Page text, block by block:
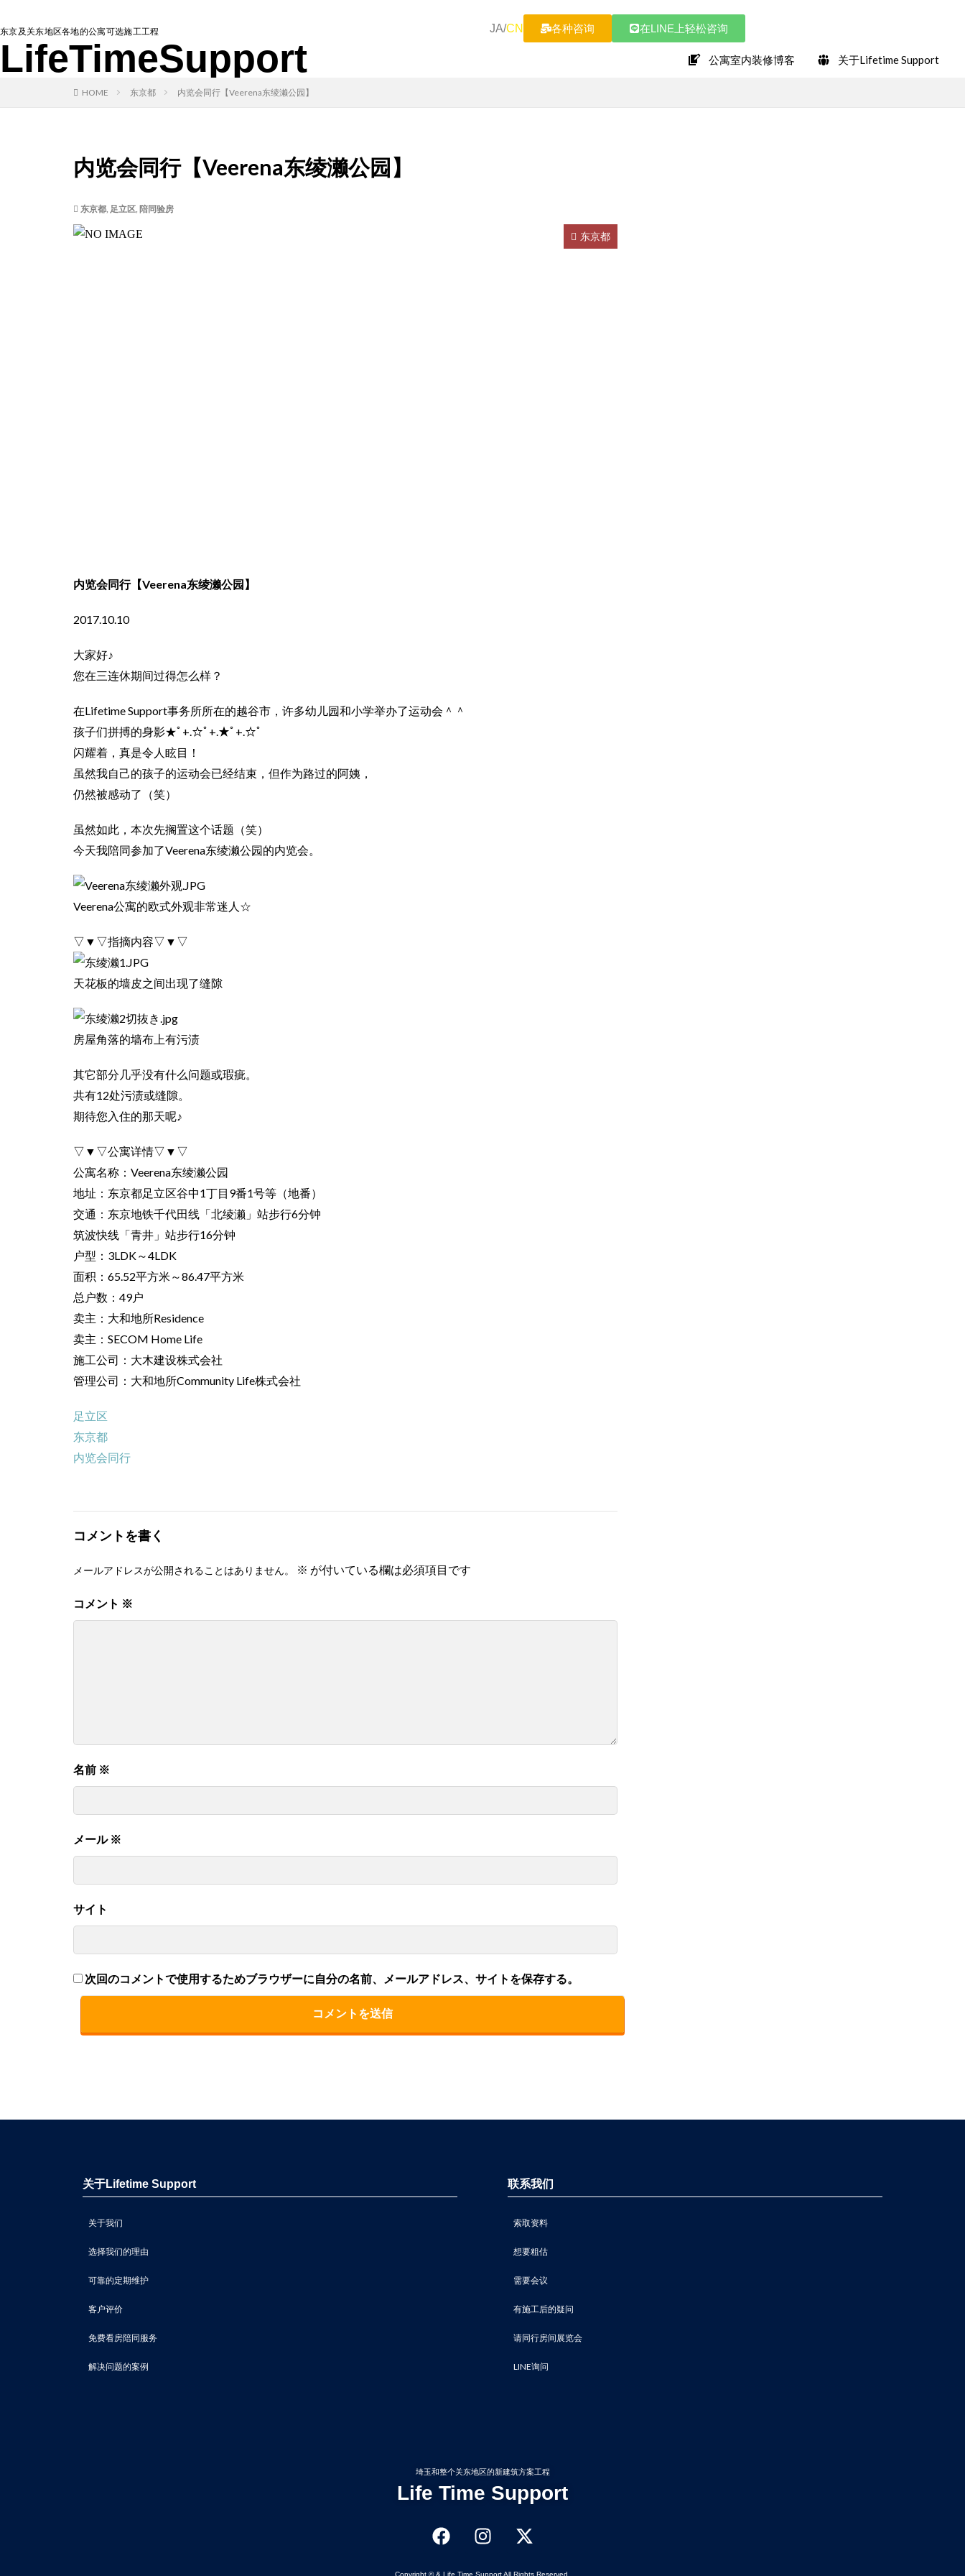
东京及关东地区各地的公寓可选施工工程
LifeTimeSupport
JA/CN 各种咨询 在LINE上轻松咨询
公寓室内装修博客 关于Lifetime Support
HOME 东京都 内览会同行【Veerena东绫濑公园】
内览会同行【Veerena东绫濑公园】
东京都, 足立区, 陪同验房
东京都
内览会同行【Veerena东绫濑公园】
2017.10.10
大家好♪
您在三连休期间过得怎么样？
在Lifetime Support事务所所在的越谷市，许多幼儿园和小学举办了运动会＾＾
孩子们拼搏的身影★ﾟ+.☆ﾟ+.★ﾟ+.☆ﾟ
闪耀着，真是令人眩目！
虽然我自己的孩子的运动会已经结束，但作为路过的阿姨，
仍然被感动了（笑）
虽然如此，本次先搁置这个话题（笑）
今天我陪同参加了Veerena东绫濑公园的内览会。
Veerena公寓的欧式外观非常迷人☆
▽▼▽指摘内容▽▼▽
天花板的墙皮之间出现了缝隙
房屋角落的墙布上有污渍
其它部分几乎没有什么问题或瑕疵。
共有12处污渍或缝隙。
期待您入住的那天呢♪
▽▼▽公寓详情▽▼▽
公寓名称：Veerena东绫濑公园
地址：东京都足立区谷中1丁目9番1号等（地番）
交通：东京地铁千代田线「北绫濑」站步行6分钟
筑波快线「青井」站步行16分钟
户型：3LDK～4LDK
面积：65.52平方米～86.47平方米
总户数：49户
卖主：大和地所Residence
卖主：SECOM Home Life
施工公司：大木建设株式会社
管理公司：大和地所Community Life株式会社
足立区
东京都
内览会同行
コメントを書く
メールアドレスが公開されることはありません。 ※ が付いている欄は必須項目です
コメント ※
名前 ※
メール ※
サイト
次回のコメントで使用するためブラウザーに自分の名前、メールアドレス、サイトを保存する。
关于Lifetime Support
关于我们
选择我们的理由
可靠的定期维护
客户评价
免费看房陪同服务
解决问题的案例
联系我们
索取资料
想要粗估
需要会议
有施工后的疑问
请同行房间展览会
LINE询问
埼玉和整个关东地区的新建筑方案工程
Life Time Support